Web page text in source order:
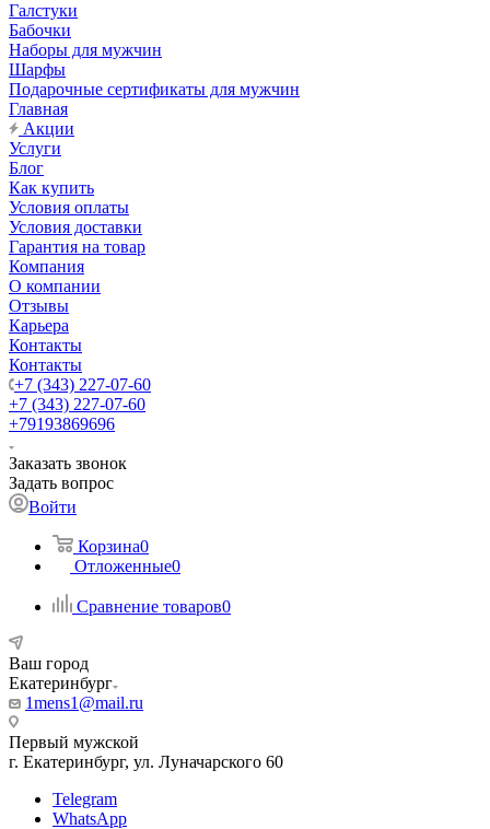
Галстуки
Бабочки
Наборы для мужчин
Шарфы
Подарочные сертификаты для мужчин
Главная
Акции
Услуги
Блог
Как купить
Условия оплаты
Условия доставки
Гарантия на товар
Компания
О компании
Отзывы
Карьера
Контакты
Контакты
+7 (343) 227-07-60
+7 (343) 227-07-60
+79193869696
Заказать звонок
Задать вопрос
Войти
Корзина0
Отложенные0
Сравнение товаров0
Ваш город
Екатеринбург
1mens1@mail.ru
Первый мужской
г. Екатеринбург, ул. Луначарского 60
Telegram
WhatsApp